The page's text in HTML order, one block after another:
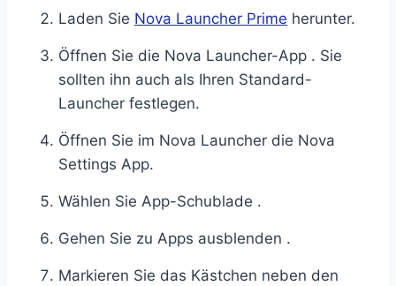
Laden Sie Nova Launcher Prime herunter.
Öffnen Sie die Nova Launcher-App . Sie
sollten ihn auch als Ihren Standard-
Launcher festlegen.
Öffnen Sie im Nova Launcher die Nova
Settings App.
Wählen Sie App-Schublade .
Gehen Sie zu Apps ausblenden .
Markieren Sie das Kästchen neben den